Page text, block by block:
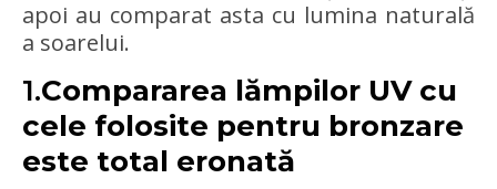
apoi au comparat asta cu lumina naturală
a soarelui.
1.Compararea lămpilor UV cu
cele folosite pentru bronzare
este total eronată